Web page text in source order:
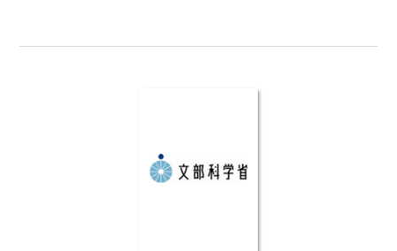
先生のインタビューも掲載しています。 巻
集委員会代表 志甫 淳 インタビュー
「『受験生へのメッセージ』としての入試